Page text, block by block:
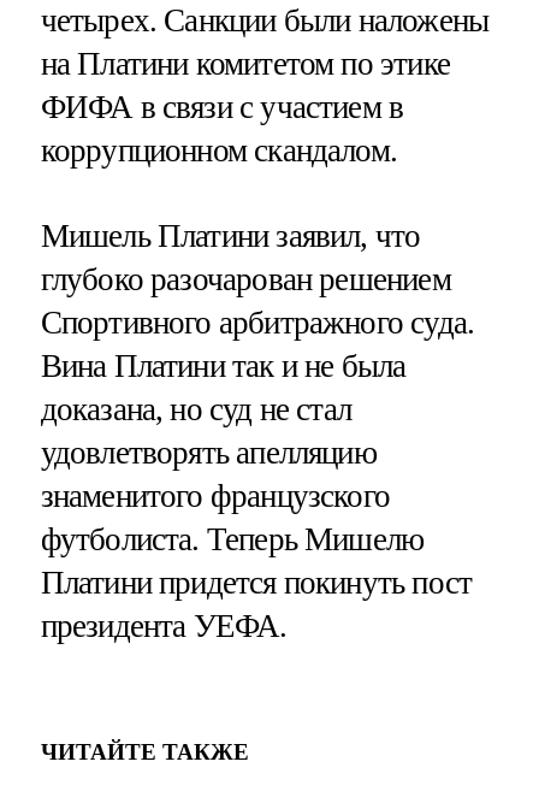
четырех. Санкции были наложены
на Платини комитетом по этике
ФИФА в связи с участием в
коррупционном скандалом.
Мишель Платини заявил, что
глубоко разочарован решением
Спортивного арбитражного суда.
Вина Платини так и не была
доказана, но суд не стал
удовлетворять апелляцию
знаменитого французского
футболиста. Теперь Мишелю
Платини придется покинуть пост
президента УЕФА.
ЧИТАЙТЕ ТАКЖЕ